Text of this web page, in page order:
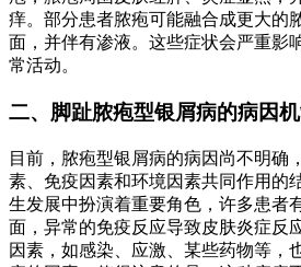
痒。部分患者脓疱可能融合成更大的
面，并伴有渗液。这些症状会严重影
常活动。
二、脚趾脓疱型银屑病的病因机
目前，脓疱型银屑病的病因尚不明确
素、免疫因素和环境因素共同作用的
生发展中扮演着重要角色，许多患者
面，异常的免疫反应导致皮肤炎症反
因素，如感染、应激、某些药物等，